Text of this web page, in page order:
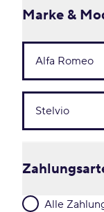
Marke &
Alle